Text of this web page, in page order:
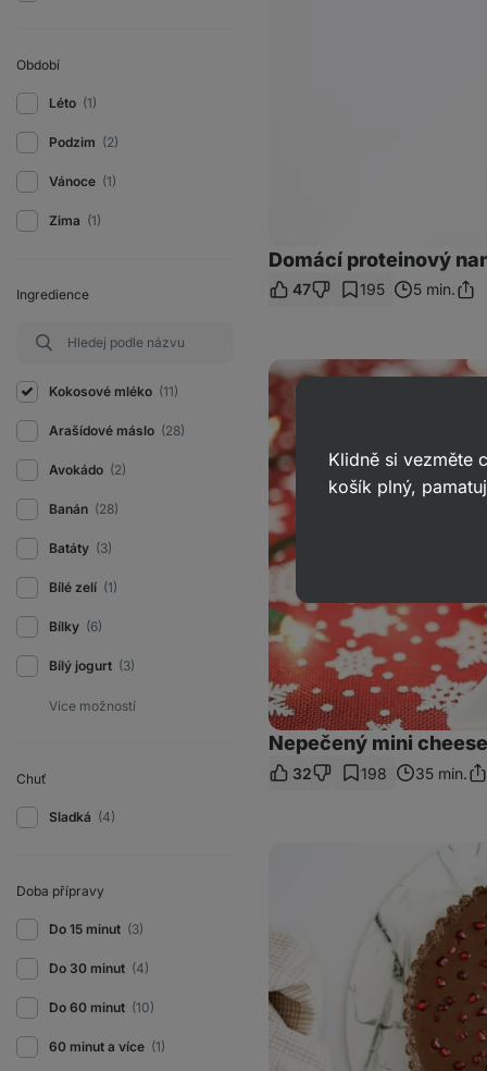
Období
Léto (1)
Podzim (2)
Vánoce (1)
Zima (1)
Ingredience
Kokosové mléko (11)
Arašídové máslo (28)
Avokádo (2)
Banán (28)
Batáty (3)
Bílé zelí (1)
Bílky (6)
Bílý jogurt (3)
Chuť
Sladká (4)
Doba přípravy
Do 15 minut (3)
Do 30 minut (4)
Do 60 minut (10)
60 minut a více (1)
Domácí proteinový
47 195 5 min.Sdílet
Nepečený
mini
cheesecake
se
slaným
karamelem
Nepečený mini
32 198 35 min.
Klidně si vezměte
košík plný,